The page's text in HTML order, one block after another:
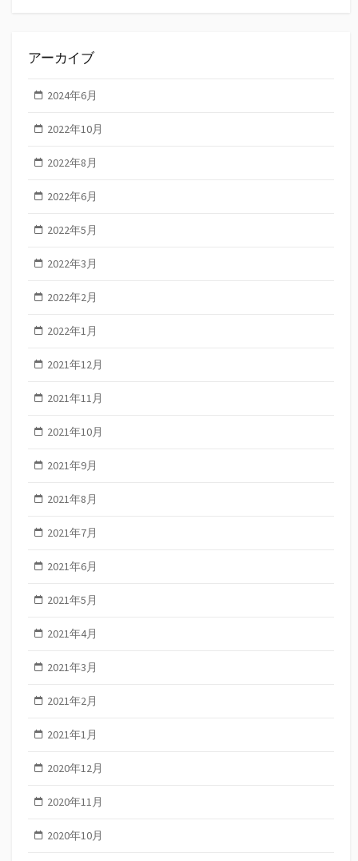
アーカイブ
2024年6月
2022年10月
2022年8月
2022年6月
2022年5月
2022年3月
2022年2月
2022年1月
2021年12月
2021年11月
2021年10月
2021年9月
2021年8月
2021年7月
2021年6月
2021年5月
2021年4月
2021年3月
2021年2月
2021年1月
2020年12月
2020年11月
2020年10月